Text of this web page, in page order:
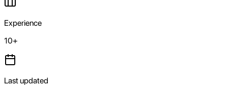
Experience
10+
Last updated